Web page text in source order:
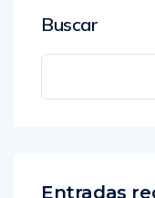
Buscar
Entradas